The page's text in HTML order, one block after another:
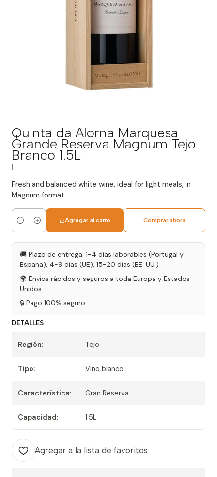
Quinta da Alorna Marquesa
Grande Reserva Magnum Tejo
Branco 1.5L
Fresh and balanced white wine, ideal for light meals, in
Magnum format.
Cantidad
Agregar al carro Comprar ahora
🚚 Plazo de entrega: 1-4 días laborables (Portugal y
España), 4-9 días (UE), 15-20 días (EE. UU.)
🌍 Envíos rápidos y seguros a toda Europa y Estados
Unidos.
🔒 Pago 100% seguro
DETALLES
Región: Tejo
Tipo: Vino blanco
Característica: Gran Reserva
Capacidad: 1.5L
Agregar a la lista de favoritos